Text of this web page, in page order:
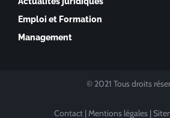
Emploi et Formation
Management
© 2021 Tous droits
Contact|Mentions légales|